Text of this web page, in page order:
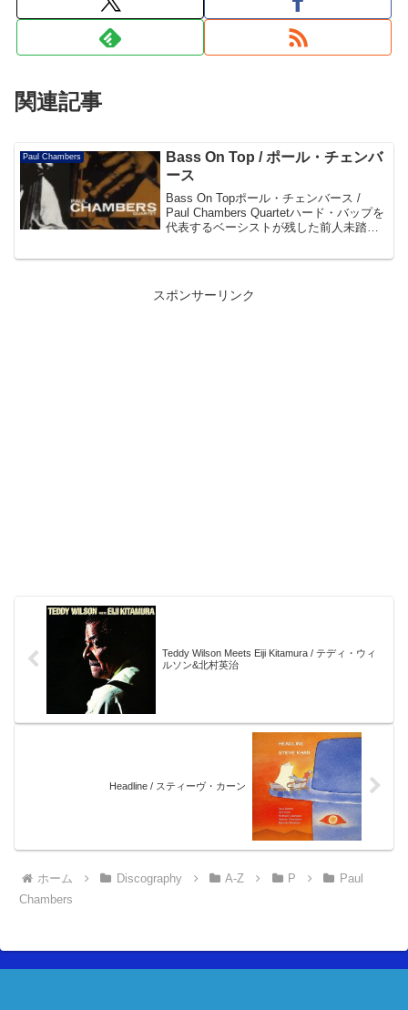
関連記事
Paul Chambers
Bass On Top / ポール・チェンバ
ース
Bass On Topポール・チェンバース /
Paul Chambers Quartetハード・バップを
代表するベーシストが残した前人未踏の
技巧のすべてを聴かせる空前の低音名
スポンサーリンク
Teddy Wilson Meets Eiji Kitamura / テディ・ウィ
ルソン&北村英治
Headline / スティーヴ・カーン
ホーム Discography A-Z P
Paul
Chambers